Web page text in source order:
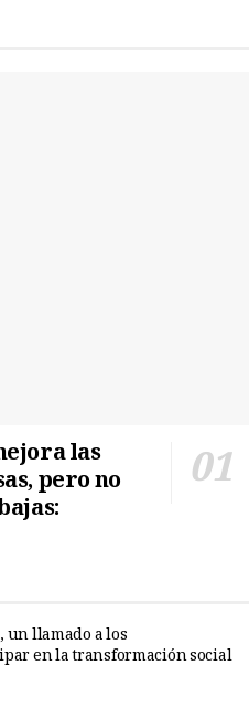
las
pero no
un llamado a los
en la transformación social